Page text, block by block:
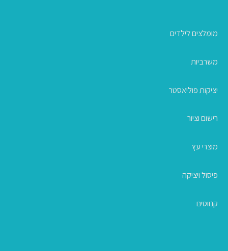
מומלצים לילדים
משרביות
יציקות פוליאסטר
רישום וציור
מוצרי עץ
פיסול ויציקה
קנווסים